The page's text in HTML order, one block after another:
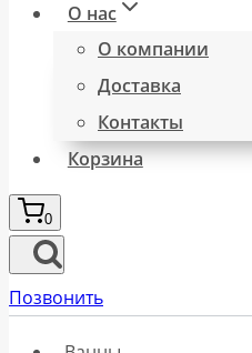
О нас
О компании
Доставка
Контакты
Корзина
0
Позвонить